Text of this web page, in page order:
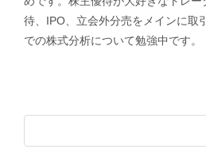
待、IPO、立会外分売をメインに取
での株式分析について勉強中です。